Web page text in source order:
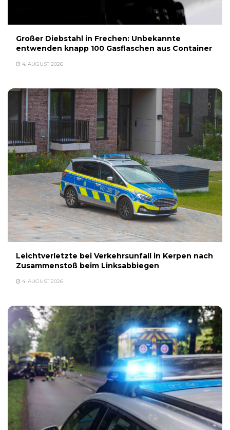
Großer Diebstahl in Frechen: Unbekannte
entwenden knapp 100 Gasflaschen aus Container
4. AUGUST 2026
Leichtverletzte bei Verkehrsunfall in Kerpen nach
Zusammenstoß beim Linksabbiegen
4. AUGUST 2026